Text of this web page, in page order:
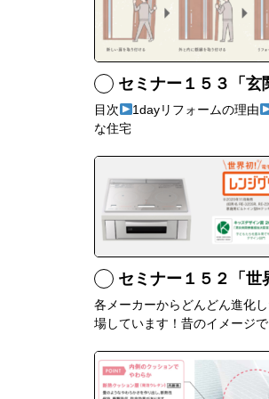
セミナー１５３「玄関リフォームにおすすめなリ
目次 1dayリフォームの理由
な住宅
セミナー１５２「世界初！三菱のレンジグリ
各メーカーからどんどん進化
場しています！昔のイメージで